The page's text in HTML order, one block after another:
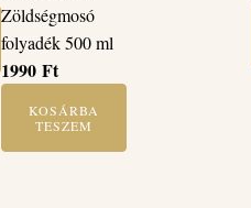
Zöldségmosó
folyadék 500 ml
1990Ft
KOSÁRBA
TESZEM